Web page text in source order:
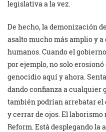
legislativa a la vez.
De hecho, la demonización
asalto mucho más amplio y
humanos. Cuando el
por ejemplo, no solo
genocidio aquí y ahora.
dando confianza a cualquier
también podrían arrebatar el
y cerrar de ojos. El laborismo
Reform. Está desplegando la